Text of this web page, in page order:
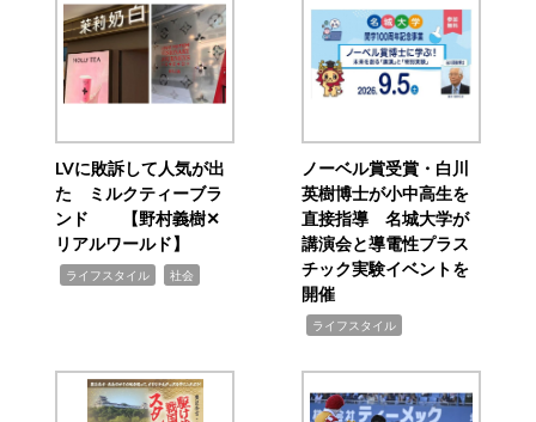
LVに敗訴して人気が出
た ミルクティーブラ
ンド 【野村義樹✕
リアルワールド】
ライフスタイル 社会
ノーベル賞受賞・白川
英樹博士が小中高生を
直接指導 名城大学が
講演会と導電性プラス
チック実験イベントを
開催
ライフスタイル